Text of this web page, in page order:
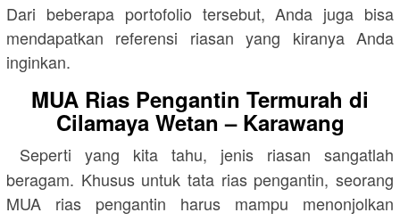
Dari beberapa portofolio tersebut, Anda juga bisa
mendapatkan referensi riasan yang kiranya Anda
inginkan.
MUA Rias Pengantin Termurah di
Cilamaya Wetan – Karawang
Seperti yang kita tahu, jenis riasan sangatlah
beragam. Khusus untuk tata rias pengantin, seorang
MUA rias pengantin harus mampu menonjolkan